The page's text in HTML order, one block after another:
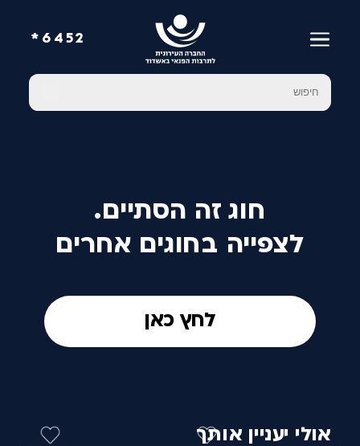
6452*
חוג זה הסתיים.
לצפייה בחוגים אחרים
לחץ כאן
אולי יעניין אותך